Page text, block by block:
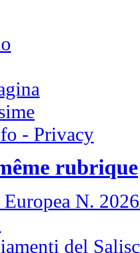
- Privacy
rubrique
Europea N.
del